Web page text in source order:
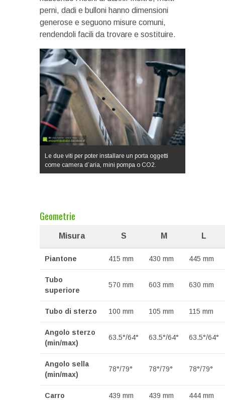
perni, dadi e bulloni hanno dimensioni
generose e seguono misure comuni,
rendendoli facili da trovare e sostituire.
Le due viti per poter installare un porta oggetti
come camera d’aria, mini pompa o CO2.
Geometrie
Misura S M L
Piantone 415 mm 430 mm 445 mm
Tubo
superiore
570 mm 603 mm 630 mm
Tubo di sterzo 100 mm 105 mm 115 mm
Angolo sterzo
(min/max)
63.5°/64° 63.5°/64° 63.5°/64°
Angolo sella
(min/max)
78°/79° 78°/79° 78°/79°
Carro 439 mm 439 mm 444 mm